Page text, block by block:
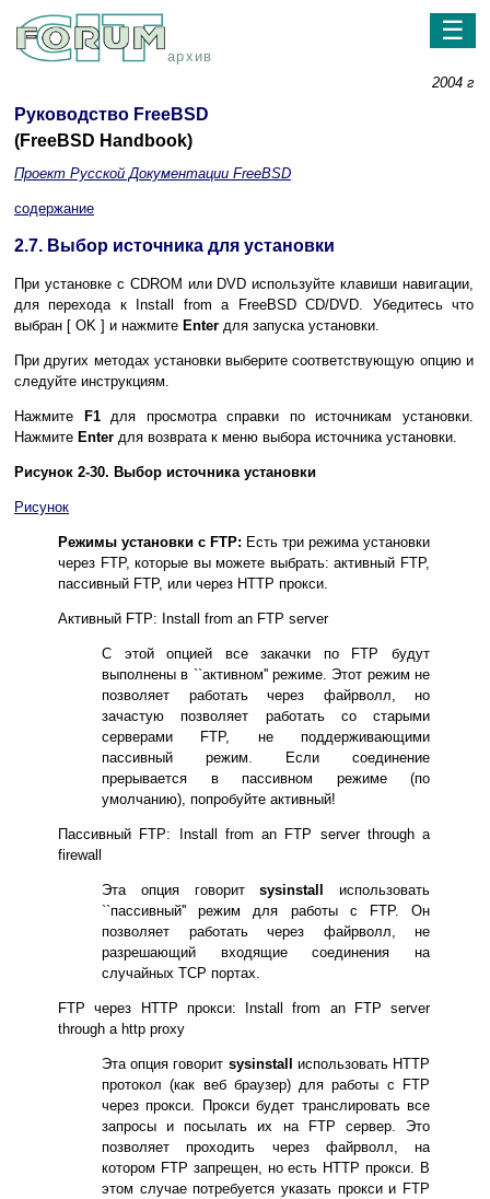
архив
☰
2004 г
Руководство FreeBSD
(FreeBSD Handbook)
Проект Русской Документации FreeBSD
содержание
2.7. Выбор источника для установки
При установке с CDROM или DVD используйте клавиши навигации,
для перехода к
Install from a FreeBSD CD/DVD. Убедитесь что
выбран [ OK ] и нажмите Enter для запуска установки.
При других методах установки выберите соответствующую опцию и
следуйте инструкциям.
Нажмите F1для просмотра справки по источникам установки.
Нажмите Enter для возврата к меню выбора источника установки.
Рисунок 2-30. Выбор источника установки
Рисунок
Режимы установки с FTP: Есть три режима установки
через FTP, которые вы можете выбрать: активный FTP,
пассивный FTP, или через HTTP прокси.
Активный FTP: Install from an FTP server
С этой опцией все закачки по FTP будут
выполнены в ``активном'' режиме. Этот режим не
позволяет работать через файрволл, но
зачастую позволяет работать со старыми
серверами FTP, не поддерживающими
пассивный режим. Если соединение
прерывается в пассивном режиме (по
умолчанию), попробуйте активный!
Пассивный FTP:
Install from an FTP server through a
firewall
Эта опция говоритsysinstall
использовать
``пассивный'' режим для работы с FTP. Он
позволяет работать через файрволл, не
разрешающий входящие соединения на
случайных TCP портах.
FTP через HTTP прокси:
Install from an FTP server
through a http proxy
Эта опция говорит sysinstall
использовать HTTP
протокол (как веб браузер) для работы с FTP
через прокси. Прокси будет транслировать все
запросы и посылать их на FTP сервер. Это
позволяет проходить через файрволл, на
котором FTP запрещен, но есть HTTP прокси. В
этом случае потребуется указать прокси и FTP